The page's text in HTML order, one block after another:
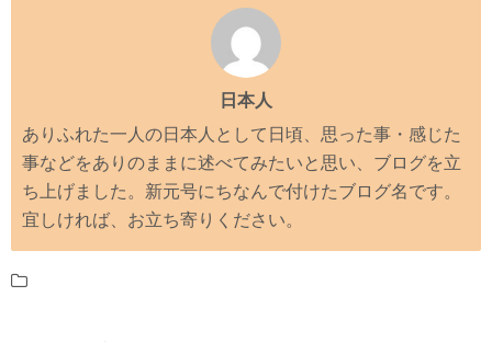
日本人
ありふれた一人の日本人として日頃、思った事・感じた
事などをありのままに述べてみたいと思い、ブログを立
ち上げました。新元号にちなんで付けたブログ名です。
宜しければ、お立ち寄りください。